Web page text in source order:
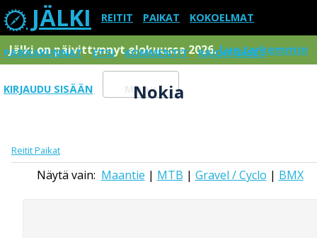
JÄLKI REITIT PAIKAT KOKOELMAT
PAIKKAKUNNAT ETSI KOMMENTIT RAJOITUKSET
KIRJAUDU SISÄÄN Menu
Jälki on päivittynnyt elokuussa 2026.Lue tarkemmin
Nokia
ReititPaikat
Näytä vain: Maantie | MTB | Gravel / Cyclo | BMX